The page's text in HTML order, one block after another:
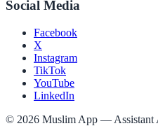
Social Media
Facebook
X
Instagram
TikTok
YouTube
LinkedIn
© 2026 Muslim App — Assistant